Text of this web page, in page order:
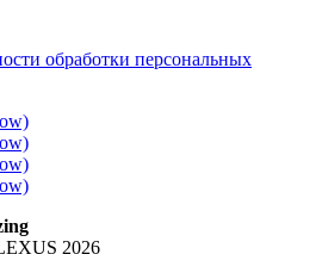
обработки персональных
2026